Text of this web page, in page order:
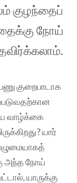
குழந்தைப்
நோய்
குறைபாடாக
வாழ்க்கை
யார்
அந்த நோய்
யாருக்கு